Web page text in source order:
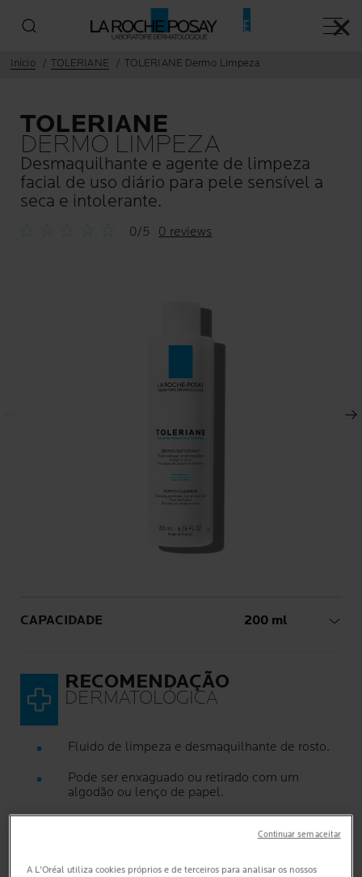
Menu
Início TOLERIANE TOLERIANE Dermo Limpeza
TOLERIANE
DERMO LIMPEZA
Desmaquilhante e agente de limpeza
facial de uso diário para pele sensível a
seca e intolerante.
0/5 0 reviews
Painel seguinte
CAPACIDADE Volume
200 ml
RECOMENDAÇÃO
DERMATOLÓGICA
Fluido de limpeza e desmaquilhante de rosto.
Pode ser enxaguado ou retirado com um
algodão ou lenço de papel.
✕
A L'Oréal utiliza cookies próprios e de terceiros para analisar os nossos
Continuar sem aceitar